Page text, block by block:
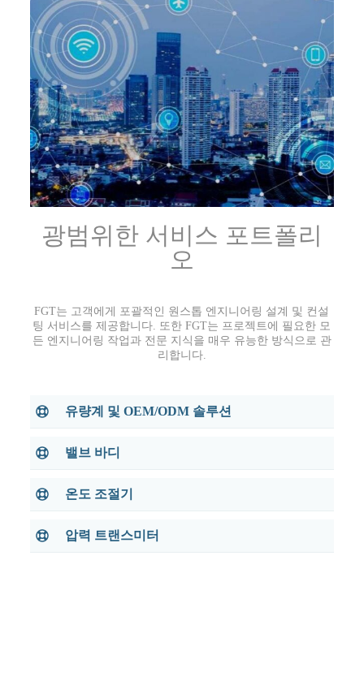
광범위한 서비스 포트폴리
오
FGT는 고객에게 포괄적인 원스톱 엔지니어링 설계 및 컨설
팅 서비스를 제공합니다. 또한 FGT는 프로젝트에 필요한 모
든 엔지니어링 작업과 전문 지식을 매우 유능한 방식으로 관
리합니다.
유량계 및 OEM/ODM 솔루션
밸브 바디
온도 조절기
압력 트랜스미터